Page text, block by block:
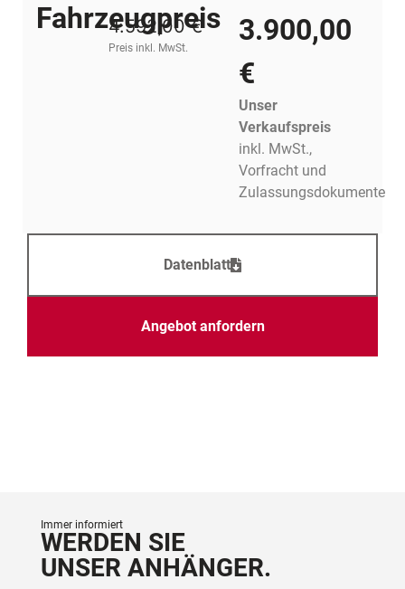
Fahrzeugpreis
4.592,00 €
Preis inkl. MwSt.
3.900,00
€
Unser
Verkaufspreis
inkl. MwSt.,
Vorfracht und
Zulassungsdokumente
Datenblatt
Angebot anfordern
Immer informiert
WERDEN SIE
UNSER ANHÄNGER.